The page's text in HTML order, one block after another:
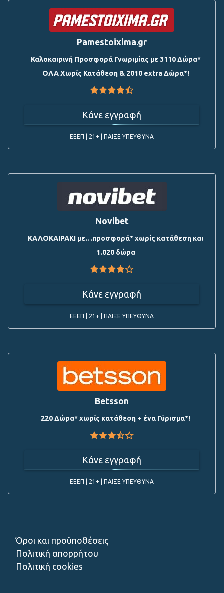
Pamestoixima.gr
Καλοκαιρινή Προσφορά Γνωριμίας με 3110 Δώρα*
ΟΛΑ Χωρίς Κατάθεση & 2010 extra Δώρα*!
Κάνε εγγραφή
ΕΕΕΠ | 21+ | ΠΑΙΞΕ ΥΠΕΥΘΥΝΑ
Novibet
ΚΑΛΟΚΑΙΡΑΚΙ με…προσφορά* χωρίς κατάθεση και
1.020 δώρα
Κάνε εγγραφή
ΕΕΕΠ | 21+ | ΠΑΙΞΕ ΥΠΕΥΘΥΝΑ
Betsson
220 Δώρα* χωρίς κατάθεση + ένα Γύρισμα*!
Κάνε εγγραφή
ΕΕΕΠ | 21+ | ΠΑΙΞΕ ΥΠΕΥΘΥΝΑ
Όροι και προϋποθέσεις
Πολιτική απορρήτου
Πολιτική cookies